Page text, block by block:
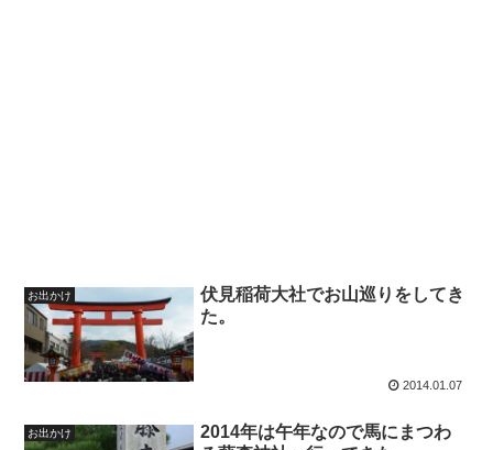
お出かけ
伏見稲荷大社でお山巡りをしてき
た。
2014.01.07
お出かけ
2014年は午年なので馬にまつわ